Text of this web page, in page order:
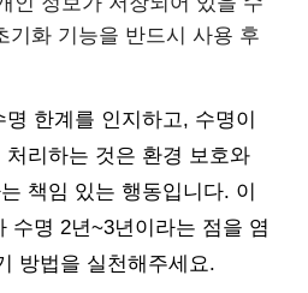
기화 기능을 반드시 사용 후
한계를 인지하고, 수명이
리하는 것은 환경 보호와
책임 있는 행동입니다. 이
수명 2년~3년이라는 점을 염
방법을 실천해주세요.